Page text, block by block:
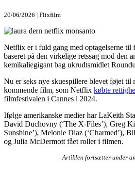
20/06/2026 | Flixfilm
Netflix er i fuld gang med optagelserne til
baseret på den virkelige retssag mod den
kemikaliegigant bag ukrudtsmidlet
Nu er seks nye skuespillere blevet føjet til
kommende film, som Netflix købte
filmfestivalen i Cannes i 2024.
Ifølge amerikanske medier har LaKeith
David Duchovny (‘The X-Files’), Greg
Sunshine’), Melonie Diaz (‘Charmed’),
og Julia McDermott fået roller i filmen.
Artiklen fortsætter under